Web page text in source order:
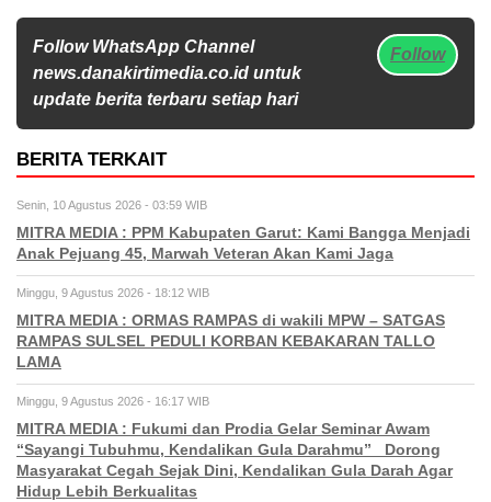
Follow WhatsApp Channel
news.danakirtimedia.co.id untuk
update berita terbaru setiap hari
Follow
BERITA TERKAIT
Senin, 10 Agustus 2026 - 03:59 WIB
MITRA MEDIA : PPM Kabupaten Garut: Kami Bangga Menjadi
Anak Pejuang 45, Marwah Veteran Akan Kami Jaga
Minggu, 9 Agustus 2026 - 18:12 WIB
MITRA MEDIA : ORMAS RAMPAS di wakili MPW – SATGAS
RAMPAS SULSEL PEDULI KORBAN KEBAKARAN TALLO
LAMA
Minggu, 9 Agustus 2026 - 16:17 WIB
MITRA MEDIA : Fukumi dan Prodia Gelar Seminar Awam
“Sayangi Tubuhmu, Kendalikan Gula Darahmu” Dorong
Masyarakat Cegah Sejak Dini, Kendalikan Gula Darah Agar
Hidup Lebih Berkualitas